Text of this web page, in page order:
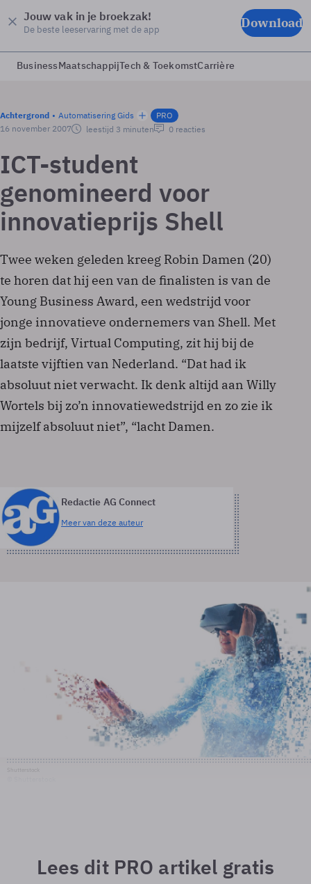
Jouw vak in je broekzak!
De beste leeservaring met de app Download
BusinessMaatschappijTech & ToekomstCarrière
Achtergrond Automatisering Gids
PRO
16 november 2007
leestijd 3 minuten 0 reacties
ICT-student
genomineerd voor
innovatieprijs Shell
Twee weken geleden kreeg Robin Damen (20)
te horen dat hij een van de finalisten is van de
Young Business Award, een wedstrijd voor
jonge innovatieve ondernemers van Shell. Met
zijn bedrijf, Virtual Computing, zit hij bij de
laatste vijftien van Nederland. “Dat had ik
absoluut niet verwacht. Ik denk altijd aan Willy
Wortels bij zo’n innovatiewedstrijd en zo zie ik
mijzelf absoluut niet”, “lacht Damen.
Redactie AG Connect
Meer van deze auteur
Lees dit PRO artikel gratis